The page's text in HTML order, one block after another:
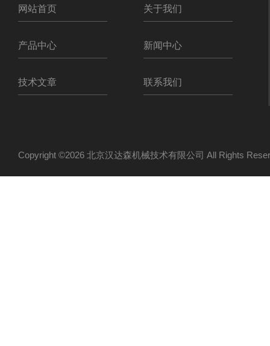
网站首页 关于我们
产品中心 新闻中心
技术文章 联系我们
Copyright ©2026 北京汉达森机械技术有限公司 All Rights